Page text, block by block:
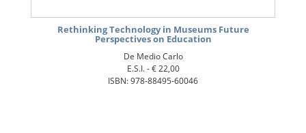
Rethinking Technology in Museums Future
Perspectives on Education
De Medio Carlo
E.S.I. -€ 22,00
ISBN: 978-88495-60046